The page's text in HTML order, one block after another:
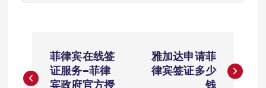
章
菲律宾在线签
证服务–菲律
宾政府官方授
雅加达申请菲
律宾签证多少
钱